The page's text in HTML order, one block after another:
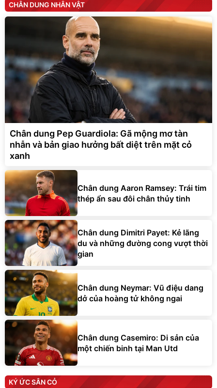
CHÂN DUNG NHÂN VẬT
Chân dung Pep Guardiola: Gã mộng mơ tàn
nhẫn và bản giao hưởng bất diệt trên mặt cỏ
xanh
Chân dung Aaron Ramsey: Trái tim
thép ẩn sau đôi chân thủy tinh
Chân dung Dimitri Payet: Kẻ lãng
du và những đường cong vượt thời
gian
Chân dung Neymar: Vũ điệu dang
dở của hoàng tử không ngai
Chân dung Casemiro: Di sản của
một chiến binh tại Man Utd
KÝ ỨC SÂN CỎ